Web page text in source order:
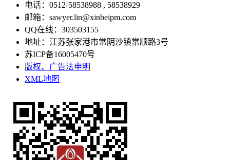
电话：0512-58538988 , 58538929
邮箱：sawyer.lin@xinbeipm.com
QQ在线：303503155
地址：江苏张家港市常阴沙镇常顺路3号
苏ICP备16005470号
版权、广告法申明
XML地图